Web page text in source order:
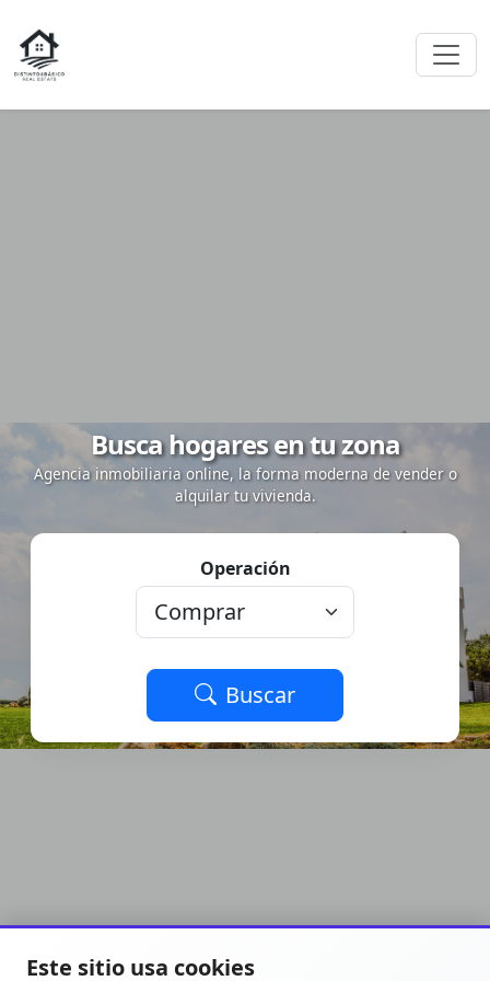
Busca hogares en tu zona
Agencia inmobiliaria online, la forma moderna de vender o
alquilar tu vivienda.
Operación
Buscar
Este sitio usa cookies